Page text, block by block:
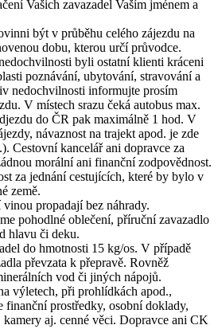
Vašich zavazadel Vaším jménem a
být v průběhu celého zájezdu na
dobu, kterou určí průvodce.
byli ostatní klienti kráceni
poznávání, ubytování, stravování a
nedochvilnosti informujte prosím
V místech srazu čeká autobus max.
do ČR pak maximálně 1 hod. V
návaznost na trajekt apod. je zde
Cestovní kancelář ani dopravce za
morální ani finanční zodpovědnost.
za jednání cestujících, které by bylo v
země.
vinou propadají bez náhrady.
pohodlné oblečení, příruční zavazadlo
hlavu či deku.
do hmotnosti 15 kg/os. V případě
převzata k přepravě. Rovněž
vod či jiných nápojů.
výletech, při prohlídkách apod.,
finanční prostředky, osobní doklady,
aj. cenné věci. Dopravce ani CK